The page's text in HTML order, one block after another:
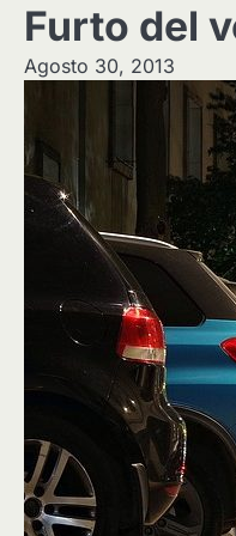
Furto del
Agosto 30, 2013